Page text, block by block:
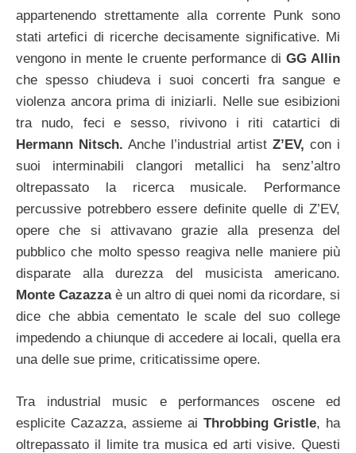
appartenendo strettamente alla corrente Punk sono
stati artefici di ricerche decisamente significative. Mi
vengono in mente le cruente performance di GG Allin
che spesso chiudeva i suoi concerti fra sangue e
violenza ancora prima di iniziarli. Nelle sue esibizioni
tra nudo, feci e sesso, rivivono i riti catartici di
Hermann Nitsch. Anche l’industrial artist Z’EV, con i
suoi interminabili clangori metallici ha senz’altro
oltrepassato la ricerca musicale. Performance
percussive potrebbero essere definite quelle di Z’EV,
opere che si attivavano grazie alla presenza del
pubblico che molto spesso reagiva nelle maniere più
disparate alla durezza del musicista americano.
Monte Cazazzaè un altro di quei nomi da ricordare, si
dice che abbia cementato le scale del suo college
impedendo a chiunque di accedere ai locali, quella era
una delle sue prime, criticatissime opere.
Tra industrial music e performances oscene ed
esplicite Cazazza, assieme ai Throbbing Gristle, ha
oltrepassato il limite tra musica ed arti visive. Questi